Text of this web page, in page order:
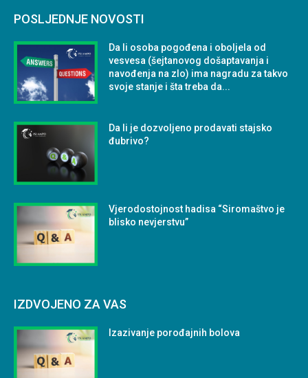
POSLJEDNJE NOVOSTI
Da li osoba pogođena i oboljela od
vesvesa (šejtanovog došaptavanja i
navođenja na zlo) ima nagradu za takvo
svoje stanje i šta treba da...
Da li je dozvoljeno prodavati stajsko
đubrivo?
Vjerodostojnost hadisa “Siromaštvo je
blisko nevjerstvu”
IZDVOJENO ZA VAS
Izazivanje porođajnih bolova